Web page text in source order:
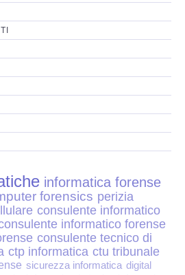
ICT
informatica forense
forensics perizia
consulente informatico
informatico forense
consulente tecnico di
ctp informatica ctu tribunale
sicurezza informatica digital